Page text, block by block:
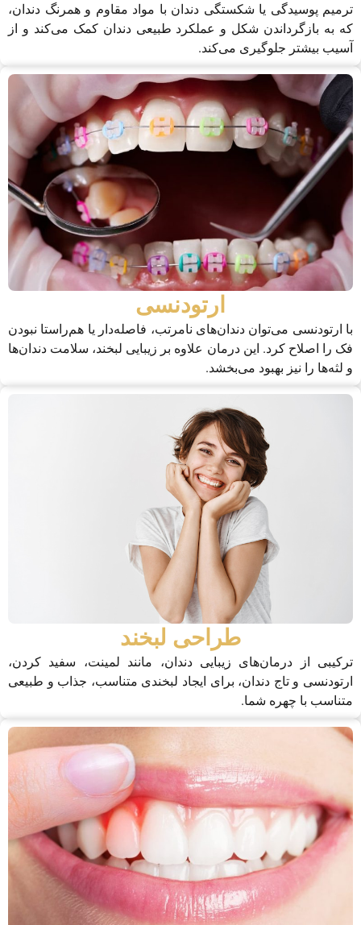
ترمیم پوسیدگی یا شکستگی دندان با مواد مقاوم و همرنگ دندان،
که به بازگرداندن شکل و عملکرد طبیعی دندان کمک می‌کند و از
آسیب بیشتر جلوگیری می‌کند.
ارتودنسی
با ارتودنسی می‌توان دندان‌های نامرتب، فاصله‌دار یا هم‌راستا نبودن
فک را اصلاح کرد. این درمان علاوه بر زیبایی لبخند، سلامت دندان‌ها
و لثه‌ها را نیز بهبود می‌بخشد.
طراحی لبخند
ترکیبی از درمان‌های زیبایی دندان، مانند لمینت، سفید کردن،
ارتودنسی و تاج دندان، برای ایجاد لبخندی متناسب، جذاب و طبیعی
متناسب با چهره شما.